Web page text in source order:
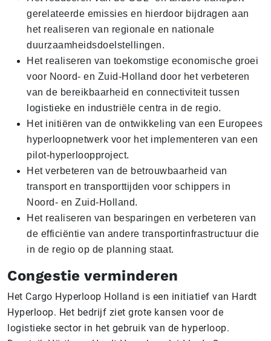
gerelateerde emissies en hierdoor bijdragen aan
het realiseren van regionale en nationale
duurzaamheidsdoelstellingen.
Het realiseren van toekomstige economische groei
voor Noord- en Zuid-Holland door het verbeteren
van de bereikbaarheid en connectiviteit tussen
logistieke en industriële centra in de regio.
Het initiëren van de ontwikkeling van een Europees
hyperloopnetwerk voor het implementeren van een
pilot-hyperloopproject.
Het verbeteren van de betrouwbaarheid van
transport en transporttijden voor schippers in
Noord- en Zuid-Holland.
Het realiseren van besparingen en verbeteren van
de efficiëntie van andere transportinfrastructuur die
in de regio op de planning staat.
Congestie verminderen
Het Cargo Hyperloop Holland is een initiatief van Hardt
Hyperloop. Het bedrijf ziet grote kansen voor de
logistieke sector in het gebruik van de hyperloop.